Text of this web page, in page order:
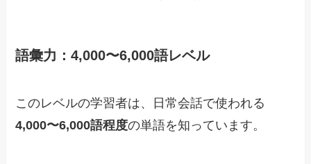
語彙力：4,000〜6,000語レベル
このレベルの学習者は、日常会話で使われる
4,000〜6,000語程度の単語を知っています。